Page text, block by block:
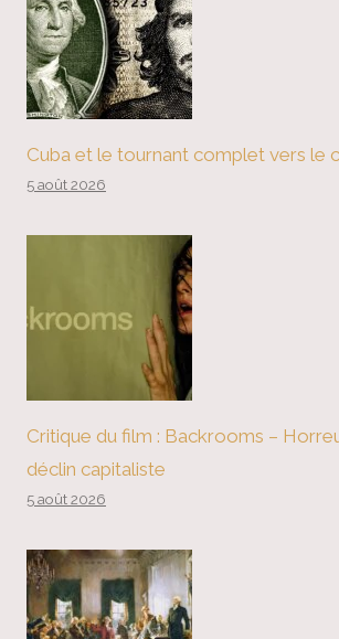
Cuba et le tournant complet vers le
5 août 2026
Critique du film : Backrooms –
déclin capitaliste
5 août 2026